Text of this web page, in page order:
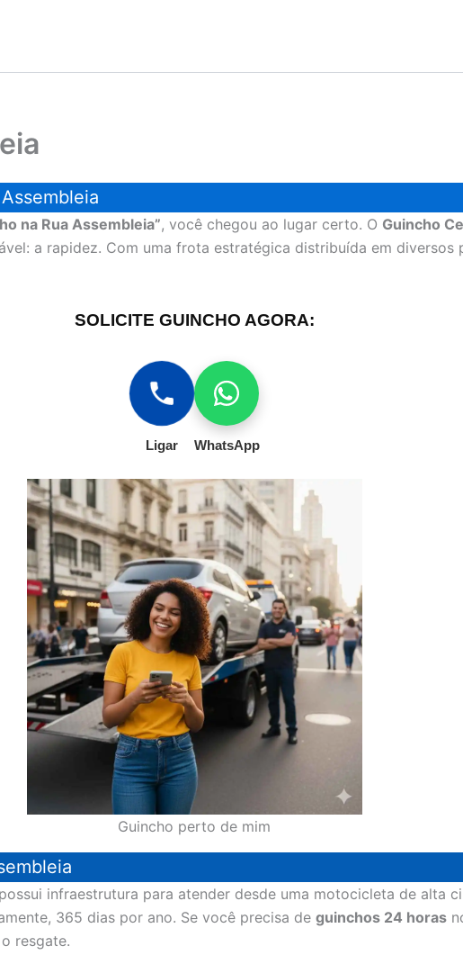
na Rua Assembleia”, você chegou ao lugar certo. O Guincho
a rapidez. Com uma frota estratégica distribuída em diversos
SOLICITE GUINCHO AGORA:
Ligar WhatsApp
Guincho perto de mim
infraestrutura para atender desde uma motocicleta de alta
365 dias por ano. Se você precisa de guinchos 24 horas
resgate.